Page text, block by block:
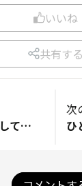
いいね
共有する
て…
次
ひ